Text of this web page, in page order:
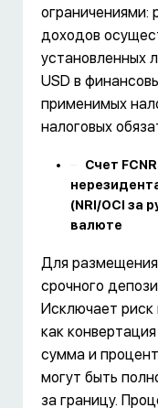
ограничениями:
доходов
установленных
USD в
применимых
налоговых
Счет
(NRI/OCI за
валюте
Для
срочного
Исключает риск
как
сумма и
могут быть
за границу.